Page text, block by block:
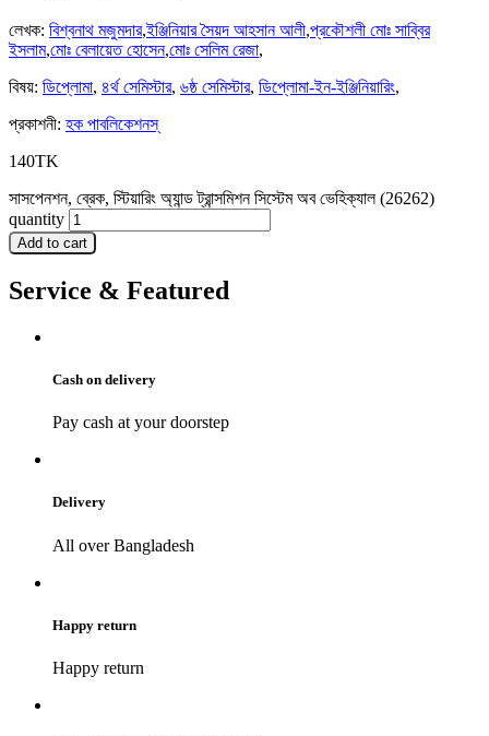
লেখক: বিশ্বনাথ মজুমদার,ইঞ্জিনিয়ার সৈয়দ আহসান আলী,প্রকৌশলী মোঃ সাব্বির
ইসলাম,মোঃ বেলায়েত হোসেন,মোঃ সেলিম রেজা,
বিষয়: ডিপ্লোমা, ৪র্থ সেমিস্টার, ৬ষ্ঠ সেমিস্টার, ডিপ্লোমা-ইন-ইঞ্জিনিয়ারিং,
প্রকাশনী: হক পাবলিকেশনস্
140TK
সাসপেনশন, ব্রেক, স্টিয়ারিং অ্যান্ড ট্রান্সমিশন সিস্টেম অব ভেহিক্যাল (26262)
quantity
Add to cart
Service & Featured
Cash on delivery
Pay cash at your doorstep
Delivery
All over Bangladesh
Happy return
Happy return